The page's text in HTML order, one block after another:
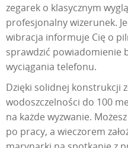
zegarek o klasycznym
profesjonalny wizerunek.
wibracja informuje Cię o
sprawdzić powiadomienie
wyciągania telefonu.
Dzięki solidnej konstrukcji
wodoszczelności do 100
na każde wyzwanie.
po pracy, a wieczorem